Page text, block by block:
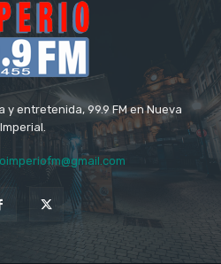
entretenida, 99.9 FM en Nueva
Imperial.